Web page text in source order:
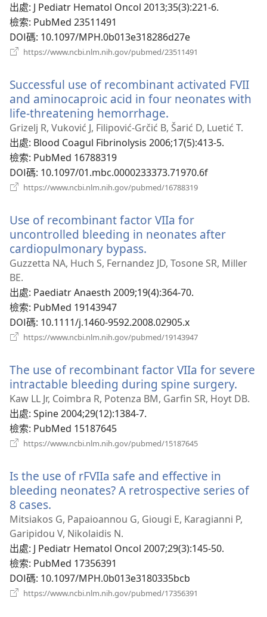
視
出處‎: J Pediatr Hematol Oncol 2013;35(3):221-6.
檢索‎: PubMed 23511491
DOI碼‎: 10.1097/MPH.0b013e318286d27e
https://www.ncbi.nlm.nih.gov/pubmed/23511491
視
窗）
Successful use of recombinant activated FVII
and aminocaproic acid in four neonates with
life-threatening hemorrhage.
啟
新
窗）
Grizelj R, Vuković J, Filipović-Grčić B, Šarić D, Luetić T.
出處‎: Blood Coagul Fibrinolysis 2006;17(5):413-5.
檢索‎: PubMed 16788319
DOI碼‎: 10.1097/01.mbc.0000233373.71970.6f
https://www.ncbi.nlm.nih.gov/pubmed/16788319
窗）
Use of recombinant factor VIIa for
uncontrolled bleeding in neonates after
cardiopulmonary bypass.
啟
視
Guzzetta NA, Huch S, Fernandez JD, Tosone SR, Miller
BE.
出處‎: Paediatr Anaesth 2009;19(4):364-70.
檢索‎: PubMed 19143947
DOI碼‎: 10.1111/j.1460-9592.2008.02905.x
https://www.ncbi.nlm.nih.gov/pubmed/19143947
視
窗）
The use of recombinant factor VIIa for severe
intractable bleeding during spine surgery.
啟
Kaw LL Jr, Coimbra R, Potenza BM, Garfin SR, Hoyt DB.
出處‎: Spine 2004;29(12):1384-7.
檢索‎: PubMed 15187645
https://www.ncbi.nlm.nih.gov/pubmed/15187645
視
窗）
Is the use of rFVIIa safe and effective in
bleeding neonates? A retrospective series of
8 cases.
啟
新
視
窗）
Mitsiakos G, Papaioannou G, Giougi E, Karagianni P,
Garipidou V, Nikolaidis N.
出處‎: J Pediatr Hematol Oncol 2007;29(3):145-50.
檢索‎: PubMed 17356391
DOI碼‎: 10.1097/MPH.0b013e3180335bcb
https://www.ncbi.nlm.nih.gov/pubmed/17356391